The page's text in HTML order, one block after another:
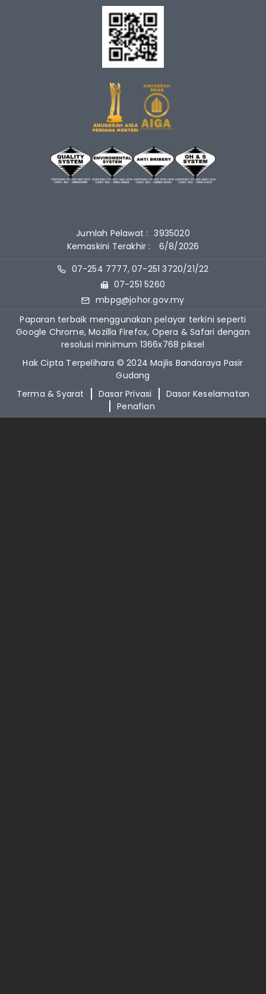
Jumlah Pelawat : 3935020
Kemaskini Terakhir :
6/8/2026
07-254 7777, 07-251 3720/21/22
07-251 5260
mbpg@johor.gov.my
Paparan terbaik menggunakan pelayar terkini seperti
Google Chrome, Mozilla Firefox, Opera & Safari dengan
resolusi minimum 1366x768 piksel
Hak Cipta Terpelihara © 2024 Majlis Bandaraya Pasir
Gudang
Terma & Syarat
Dasar Privasi
Dasar Keselamatan
Penafian